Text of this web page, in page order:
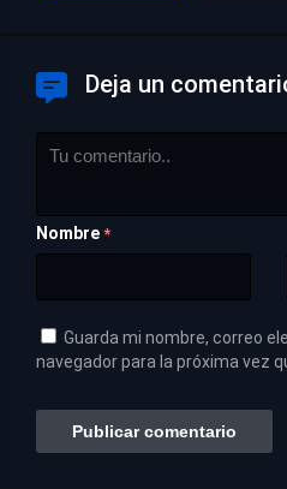
Deja un
Nombre *
Guarda mi nombre, correo
navegador para la próxima vez